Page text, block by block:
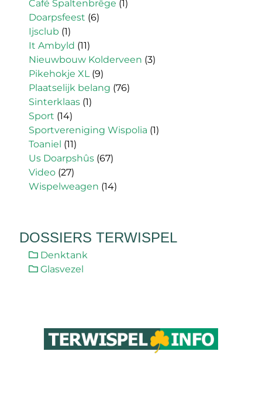
Café Spaltenbrêge (1)
Doarpsfeest (6)
Ijsclub (1)
It Ambyld (11)
Nieuwbouw Kolderveen (3)
Pikehokje XL(9)
Plaatselijk belang (76)
Sinterklaas (1)
Sport (14)
Sportvereniging Wispolia (1)
Toaniel (11)
Us Doarpshûs (67)
Video (27)
Wispelweagen (14)
DOSSIERS TERWISPEL
Denktank
Glasvezel